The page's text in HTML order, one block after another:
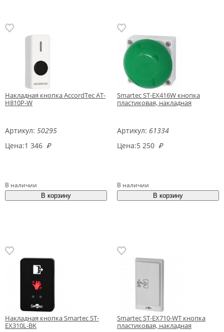
Накладная кнопка AccordTec AT-
H810P-W
Артикул: 50295
Цена:1 346 ₽
В наличии
Smartec ST-EX416W кнопка
пластиковая, накладная
Артикул: 61334
Цена:5 250 ₽
В наличии
Накладная кнопка Smartec ST-
EX310L-BK
Smartec ST-EX710-WT кнопка
пластиковая, накладная